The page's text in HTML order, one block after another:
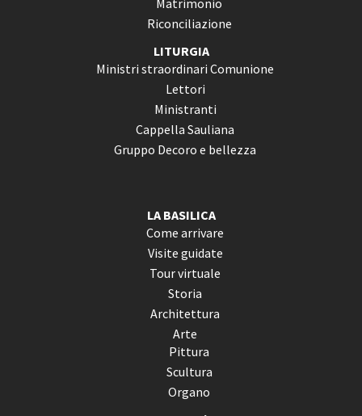
Matrimonio
Riconciliazione
LITURGIA
Ministri straordinari Comunione
Lettori
Ministranti
Cappella Sauliana
Gruppo Decoro e bellezza
LA BASILICA
Come arrivare
Visite guidate
Tour virtuale
Storia
Architettura
Arte
Pittura
Scultura
Organo